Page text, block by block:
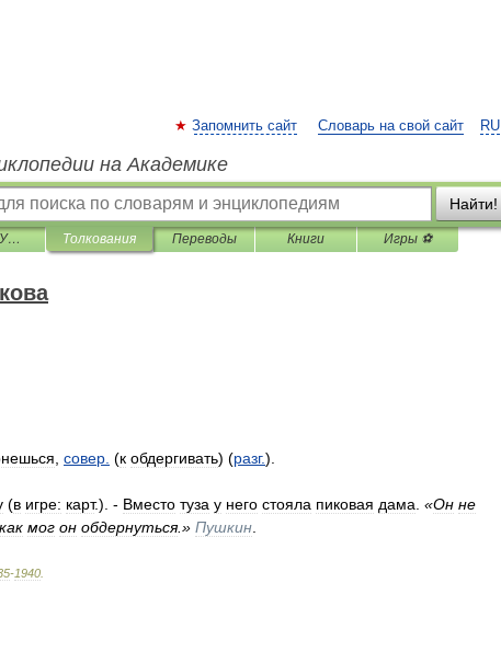
RU
Запомнить сайт Словарь на свой сайт
на Академике
Найти!
Толковый словарь Ушакова Толкования Переводы Книги Игры ⚽
совер (к обдергивать) (разг.).
(в игре: карт.). - Вместо туза у него стояла пиковая дама «Он не
как мог он обдернуться.» Пушкин
-1940